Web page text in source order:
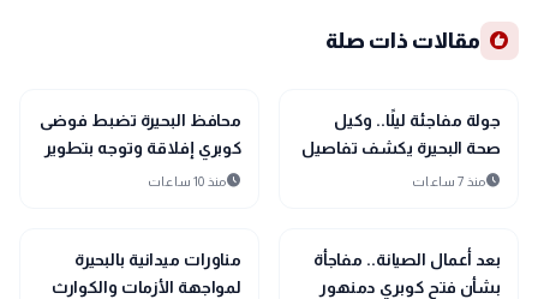
recommend مقالات ذات صلة
location_city
بحراوي
جولة مفاجئة ليلًا.. وكيل
صحة البحيرة يكشف تفاصيل
جديدة بمستشفى إيتاي
scheduleمنذ 7 ساعات
location_city
بحراوي
محافظ البحيرة تضبط فوضى
كوبري إفلاقة وتوجه بتطوير
كوبري المشاة بدمنهور
scheduleمنذ 10 ساعات
location_city
بحراوي
بعد أعمال الصيانة.. مفاجأة
بشأن فتح كوبري دمنهور
location_city
بحراوي
مناورات ميدانية بالبحيرة
لمواجهة الأزمات والكوارث